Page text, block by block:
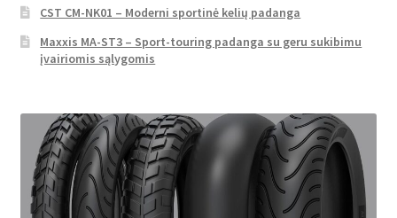
CST CM-NK01 – Moderni sportinė kelių padanga
Maxxis MA-ST3 – Sport-touring padanga su geru sukibimu
įvairiomis sąlygomis